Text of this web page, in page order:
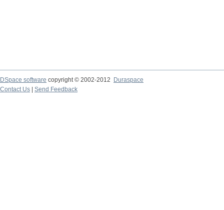
DSpace software copyright © 2002-2012
Duraspace
Contact Us
Send Feedback